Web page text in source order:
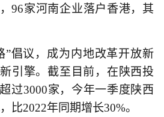
96家河南企业落户香港，其
”倡议，成为内地改革开放新
引擎。截至目前，在陕西投
过3000家，今年一季度陕西
比2022年同期增长30%。